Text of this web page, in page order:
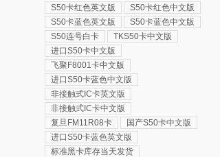
S50卡红色英文版
S50卡红色中文版
S50卡蓝色英文版
S50卡蓝色中文版
S50连号白卡
TKS50卡中文版
进口S50卡中文版
飞聚F8001卡中文版
进口S50卡蓝色中文版
非接触式IC卡英文版
非接触式IC卡中文版
复旦FM11R08卡
国产S50卡中文版
进口S50卡蓝色英文版
标准黑卡库存当天发货